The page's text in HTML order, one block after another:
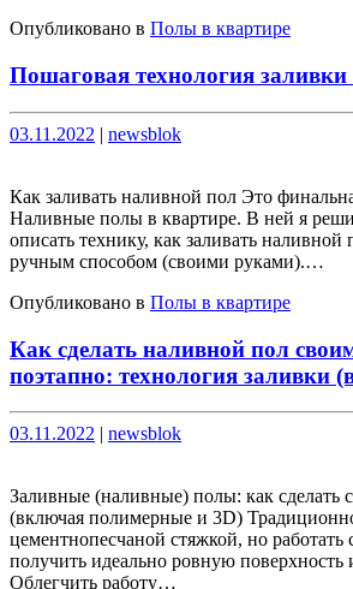
Опубликовано в Полы в квартире
Пошаговая технология
Опубликовано
03.11.2022 | Опубликовано
newsblok
Как заливать наливной пол Это
Наливные полы в квартире. В ней я
описать технику, как заливать наливной
ручным способом (своими руками).…
Опубликовано в Полы в квартире
Как сделать наливной пол
поэтапно: технология заливки
Опубликовано
03.11.2022 | Опубликовано
newsblok
Заливные (наливные) полы: как сделать
(включая полимерные и 3D)
цементнопесчаной стяжкой, но работать
получить идеально ровную поверхность
Облегчить работу…